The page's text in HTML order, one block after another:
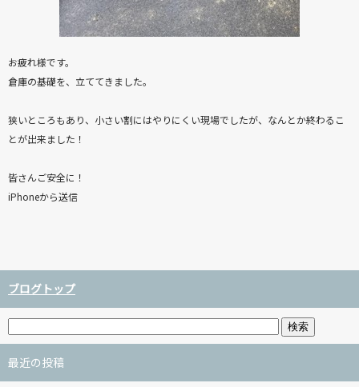
お疲れ様です。
倉庫の基礎を、立ててきました。
狭いところもあり、小さい割にはやりにくい現場でしたが、なんとか終わるこ
とが出来ました！
皆さんご安全に！
iPhoneから送信
ブログトップ
最近の投稿